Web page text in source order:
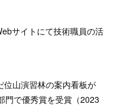
サイトにて技術職員の活
山演習林の案内看板が
門で優秀賞を受賞（2023